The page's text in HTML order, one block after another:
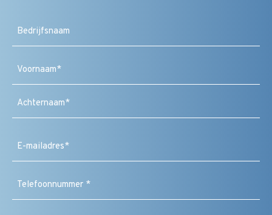
(Vereist)